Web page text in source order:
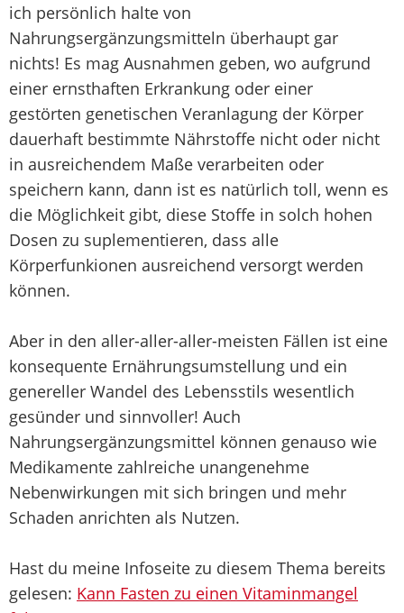
ich persönlich halte von
Nahrungsergänzungsmitteln überhaupt gar
nichts! Es mag Ausnahmen geben, wo aufgrund
einer ernsthaften Erkrankung oder einer
gestörten genetischen Veranlagung der Körper
dauerhaft bestimmte Nährstoffe nicht oder nicht
in ausreichendem Maße verarbeiten oder
speichern kann, dann ist es natürlich toll, wenn es
die Möglichkeit gibt, diese Stoffe in solch hohen
Dosen zu suplementieren, dass alle
Körperfunkionen ausreichend versorgt werden
können.
Aber in den aller-aller-aller-meisten Fällen ist eine
konsequente Ernährungsumstellung und ein
genereller Wandel des Lebensstils wesentlich
gesünder und sinnvoller! Auch
Nahrungsergänzungsmittel können genauso wie
Medikamente zahlreiche unangenehme
Nebenwirkungen mit sich bringen und mehr
Schaden anrichten als Nutzen.
Hast du meine Infoseite zu diesem Thema bereits
gelesen: Kann Fasten zu einen Vitaminmangel